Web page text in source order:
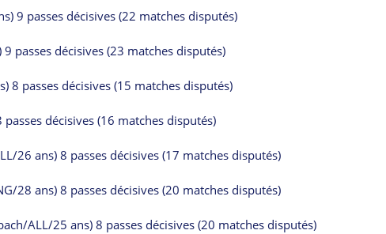
9 passes décisives (22 matches disputés)
passes décisives (23 matches disputés)
8 passes décisives (15 matches disputés)
décisives (16 matches disputés)
26 ans) 8 passes décisives (17 matches disputés)
28 ans) 8 passes décisives (20 matches disputés)
ALL/25 ans) 8 passes décisives (20 matches disputés)